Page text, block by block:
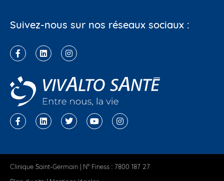
Suivez-nous sur nos réseaux sociaux :
Clinique Saint-Germain | N° Finess : 7800 187 27